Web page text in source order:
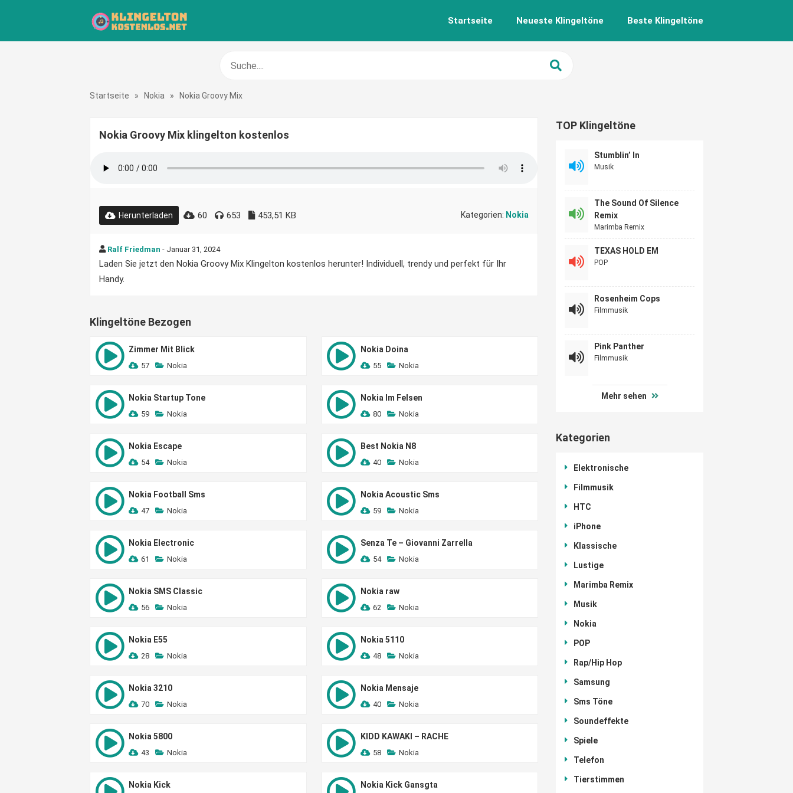
Startseite Neueste Klingeltöne Beste Klingeltöne
Startseite » Nokia » Nokia Groovy Mix
Nokia Groovy Mix klingelton kostenlos
Herunterladen 60 653 453,51 KB Kategorien: Nokia
Ralf Friedman - Januar 31, 2024
Laden Sie jetzt den Nokia Groovy Mix Klingelton kostenlos herunter! Individuell, trendy und perfekt für Ihr
Handy.
Klingeltöne Bezogen
Zimmer Mit Blick
57 Nokia
Nokia Doina
55 Nokia
Nokia Startup Tone
59 Nokia
Nokia Im Felsen
80 Nokia
Nokia Escape
54 Nokia
Best Nokia N8
40 Nokia
Nokia Football Sms
47 Nokia
Nokia Acoustic Sms
59 Nokia
Nokia Electronic
61 Nokia
Senza Te – Giovanni Zarrella
54 Nokia
Nokia SMS Classic
56 Nokia
Nokia raw
62 Nokia
Nokia E55
28 Nokia
Nokia 5110
48 Nokia
Nokia 3210
70 Nokia
Nokia Mensaje
40 Nokia
Nokia 5800
43 Nokia
KIDD KAWAKI – RACHE
58 Nokia
Nokia Kick Nokia Kick Gansgta
TOP Klingeltöne
Stumblin’ In
Musik
The Sound Of Silence
Remix
Marimba Remix
TEXAS HOLD EM
POP
Rosenheim Cops
Filmmusik
Pink Panther
Filmmusik
Mehr sehen
Kategorien
Elektronische
Filmmusik
HTC
iPhone
Klassische
Lustige
Marimba Remix
Musik
Nokia
POP
Rap/Hip Hop
Samsung
Sms Töne
Soundeffekte
Spiele
Telefon
Tierstimmen